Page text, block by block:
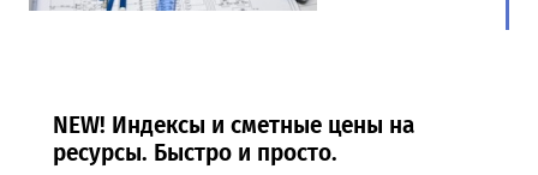
NEW! Индексы и сметные цены на
ресурсы. Быстро и просто.